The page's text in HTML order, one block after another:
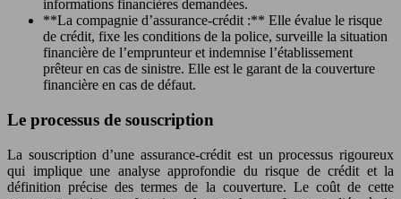
informations financières demandées.
**La compagnie d’assurance-crédit :** Elle évalue le risque
de crédit, fixe les conditions de la police, surveille la situation
financière de l’emprunteur et indemnise l’établissement
prêteur en cas de sinistre. Elle est le garant de la couverture
financière en cas de défaut.
Le processus de souscription
La souscription d’une assurance-crédit est un processus rigoureux
qui implique une analyse approfondie du risque de crédit et la
définition précise des termes de la couverture. Le coût de cette